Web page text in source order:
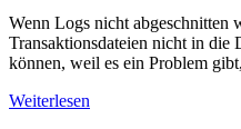
Wenn Logs nicht abgeschnitten
Transaktionsdateien nicht in die
können, weil es ein Problem
Weiterlesen